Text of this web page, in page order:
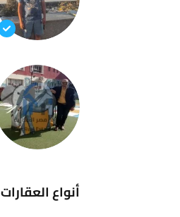
أنواع العقارات